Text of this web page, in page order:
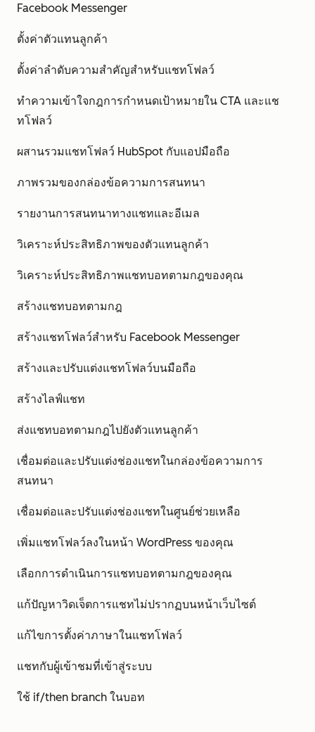
Facebook Messenger
ตั้งค่าตัวแทนลูกค้า
ตั้งค่าลำดับความสำคัญสำหรับแชทโฟลว์
ทำความเข้าใจกฎการกำหนดเป้าหมายใน CTA และแช
ทโฟลว์
ผสานรวมแชทโฟลว์ HubSpot กับแอปมือถือ
ภาพรวมของกล่องข้อความการสนทนา
รายงานการสนทนาทางแชทและอีเมล
วิเคราะห์ประสิทธิภาพของตัวแทนลูกค้า
วิเคราะห์ประสิทธิภาพแชทบอทตามกฎของคุณ
สร้างแชทบอทตามกฎ
สร้างแชทโฟลว์สำหรับ Facebook Messenger
สร้างและปรับแต่งแชทโฟลว์บนมือถือ
สร้างไลฟ์แชท
ส่งแชทบอทตามกฎไปยังตัวแทนลูกค้า
เชื่อมต่อและปรับแต่งช่องแชทในกล่องข้อความการ
สนทนา
เชื่อมต่อและปรับแต่งช่องแชทในศูนย์ช่วยเหลือ
เพิ่มแชทโฟลว์ลงในหน้า WordPress ของคุณ
เลือกการดำเนินการแชทบอทตามกฎของคุณ
แก้ปัญหาวิดเจ็ตการแชทไม่ปรากฏบนหน้าเว็บไซต์
แก้ไขการตั้งค่าภาษาในแชทโฟลว์
แชทกับผู้เข้าชมที่เข้าสู่ระบบ
ใช้ if/then branch ในบอท